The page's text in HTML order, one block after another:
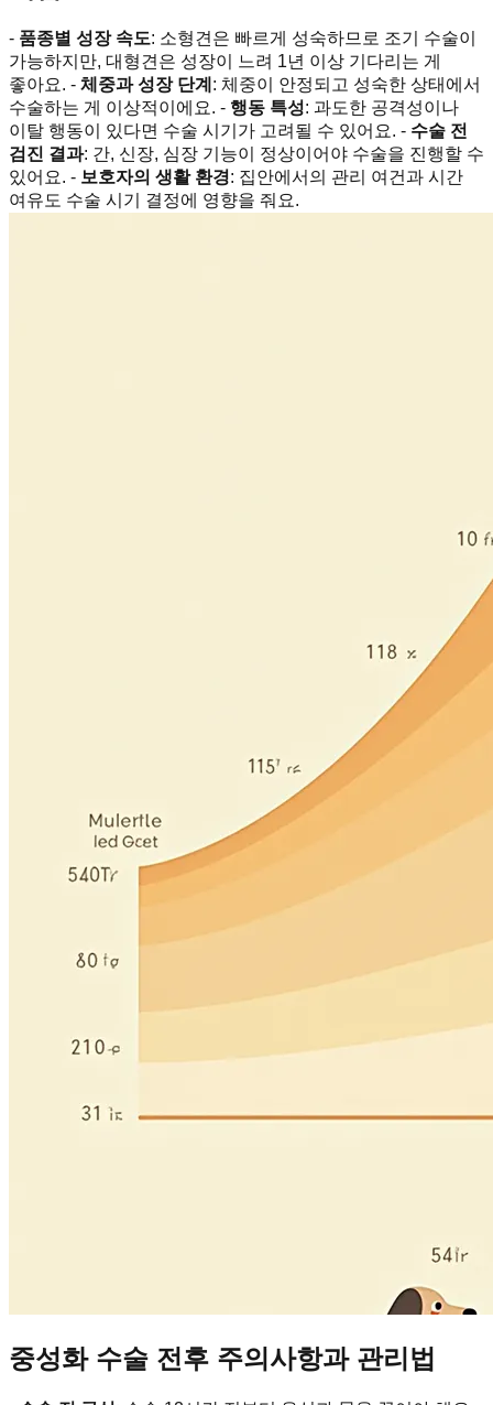
- 품종별 성장 속도: 소형견은 빠르게 성숙하므로 조기 수술이
가능하지만, 대형견은 성장이 느려 1년 이상 기다리는 게
좋아요. - 체중과 성장 단계 : 체중이 안정되고 성숙한 상태에서
수술하는 게 이상적이에요. - 행동 특성: 과도한 공격성이나
이탈 행동이 있다면 수술 시기가 고려될 수 있어요. - 수술 전
검진 결과: 간, 신장, 심장 기능이 정상이어야 수술을 진행할 수
있어요. - 보호자의 생활 환경: 집안에서의 관리 여건과 시간
여유도 수술 시기 결정에 영향을 줘요.
중성화 수술 전후 주의사항과 관리법